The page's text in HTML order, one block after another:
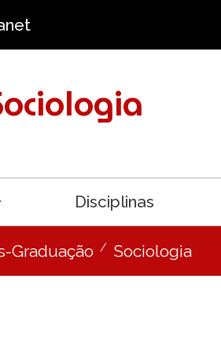
Disciplinas
Graduação Sociologia